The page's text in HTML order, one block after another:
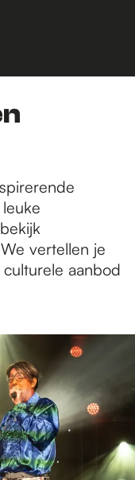
vertellen je
aanbod